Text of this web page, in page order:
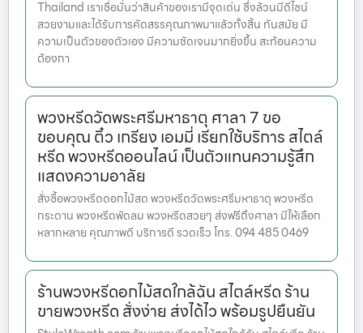
Thailand เราเชื่อมั่นว่าสินค้าของเรามีจุดเด่น ซึ่งล้วนมีดีไซน์
สวยงามและได้รับการคัดสรรคุณภาพมาแล้วทั้งสิ้น ทันสมัย มี
ความเป็นตัวของตัวเอง มีความชัดเจนมากยิ่งขึ้น สะท้อนความ
ต้องกา
พวงหรีดวัดพระศรีมหาธาตุ ศาลา 7 ขอ
ขอบคุณ ติ๋ว เกรียง เอมมี่ เรียกใช้บริการ สไตล์
หรีด พวงหรีดออนไลน์ เป็นตัวแทนความรู้สึก
แสดงความอาลัย
สั่งซื้อพวงหรีดดอกไม้สด พวงหรีดวัดพระศรีมหาธาตุ พวงหรีด
กระดาน พวงหรีดพัดลม พวงหรีดสวยๆ ส่งฟรีถึงศาลา มีให้เลือก
หลากหลาย คุณภาพดี บริการดี รวดเร็ว โทร. 094 485 0469
ร้านพวงหรีดอกไม้สดใกล้ฉัน สไตล์หรีด ร้าน
ขายพวงหรีด สั่งง่าย ส่งได้ไว พร้อมรูปยืนยัน